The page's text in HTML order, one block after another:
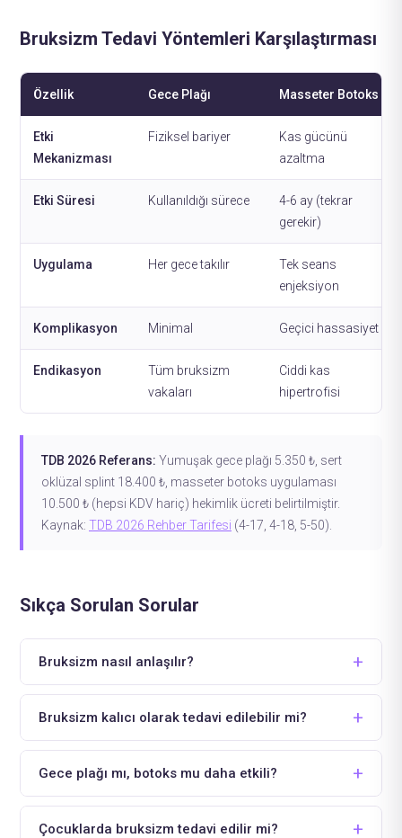
Bruksizm Tedavi Yöntemleri Karşılaştırması
Özellik Gece Plağı Masseter Botoks
Etki
Mekanizması
Fiziksel bariyer
Kas gücünü
azaltma
Etki Süresi Kullanıldığı sürece
4-6 ay (tekrar
gerekir)
Uygulama Her gece takılır
Tek seans
enjeksiyon
Komplikasyon Minimal Geçici hassasiyet
Endikasyon
Tüm bruksizm
vakaları
Ciddi kas
hipertrofisi
TDB 2026 Referans: Yumuşak gece plağı 5.350 ₺, sert
oklüzal splint 18.400 ₺, masseter botoks uygulaması
10.500 ₺ (hepsi KDV hariç) hekimlik ücreti belirtilmiştir.
Kaynak: TDB 2026 Rehber Tarifesi (4-17, 4-18, 5-50).
Sıkça Sorulan Sorular
Bruksizm nasıl anlaşılır?
Bruksizm kalıcı olarak tedavi edilebilir mi?
Gece plağı mı, botoks mu daha etkili?
Çocuklarda bruksizm tedavi edilir mi?